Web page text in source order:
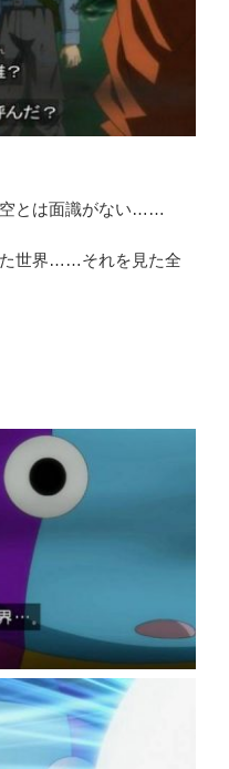
とは面識がない……
世界……それを見た全